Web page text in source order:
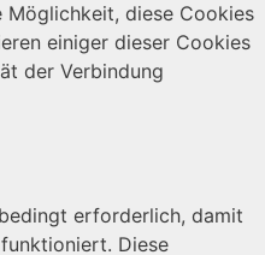
Möglichkeit, diese Cookies
einiger dieser Cookies
der Verbindung
erforderlich, damit
Diese